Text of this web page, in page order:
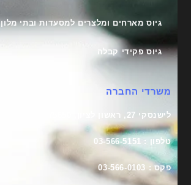
גיוס מארחים ומלצרים למסעדות ובתי מלון
גיוס פקידי קבלה
משרדי החברה
לישנסקי 27, ראשון לציון, 75650
טלפון : 03-566-5151
פקס : 03-566-0103